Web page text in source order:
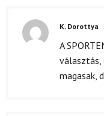
K. Dorottya
A
választás,
magasak,